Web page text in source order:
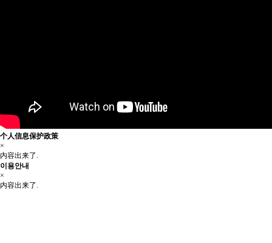
个人信息保护政策
×
内容出来了.
이용안내
×
内容出来了.